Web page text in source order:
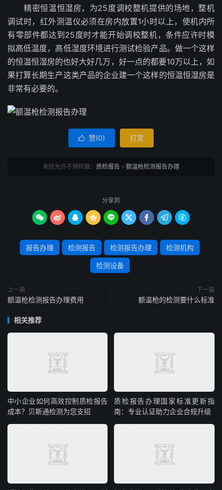
精密恒温恒湿房，为25度调校整机提供的场地，整机
调试时，红外测温仪必须在房内放置1小时以上，使机内所
有零部件都达到25度时才能开始调校整机，条件应许时模
拟高低温度，高低湿度环境进行测试检验产品。做一个这样
的恒温恒湿房的也好大好几万，好一点的都要10万以上，如
果打算长期生产这类产品的企业建一个这样的恒温恒湿房是
非常有必要的。
 赞(0) 打赏
未经允许不得转载： 质检报告 » 额温枪检测报告办理
分享到
        
报告办理 检测报告 检测报告办理 检测机构
检测设备
上一篇
额温枪检测报告办理费用
下一篇
额温枪的检测要什么标准
相关推荐
中小企业如何高效控制质检报告
成本？贝斯通检测为您支招
质检报告办理国家标准更新指
南：专业认证助力企业合规升级